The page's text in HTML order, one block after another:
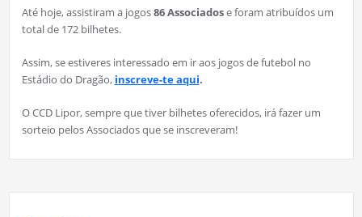
Até hoje, assistiram a jogos86 Associadose foram atribuídos um
total de 172 bilhetes.
Assim, se estiveres interessado em ir aos jogos de futebol no
Estádio do Dragão, inscreve-te aqui.
O CCD Lipor, sempre que tiver bilhetes oferecidos, irá fazer um
sorteio pelos Associados que se inscreveram!